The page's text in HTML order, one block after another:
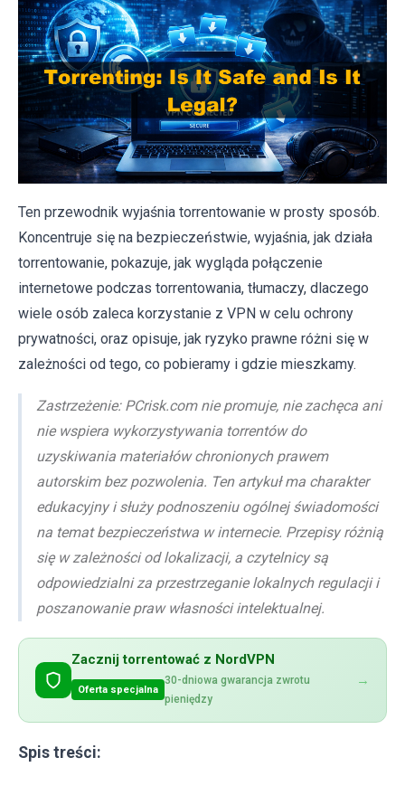
Ten przewodnik wyjaśnia torrentowanie w prosty sposób.
Koncentruje się na bezpieczeństwie, wyjaśnia, jak działa
torrentowanie, pokazuje, jak wygląda połączenie
internetowe podczas torrentowania, tłumaczy, dlaczego
wiele osób zaleca korzystanie z VPN w celu ochrony
prywatności, oraz opisuje, jak ryzyko prawne różni się w
zależności od tego, co pobieramy i gdzie mieszkamy.
Zastrzeżenie: PCrisk.com nie promuje, nie zachęca ani
nie wspiera wykorzystywania torrentów do
uzyskiwania materiałów chronionych prawem
autorskim bez pozwolenia. Ten artykuł ma charakter
edukacyjny i służy podnoszeniu ogólnej świadomości
na temat bezpieczeństwa w internecie. Przepisy różnią
się w zależności od lokalizacji, a czytelnicy są
odpowiedzialni za przestrzeganie lokalnych regulacji i
poszanowanie praw własności intelektualnej.
Zacznij torrentować z NordVPN
Oferta specjalna
30-dniowa gwarancja zwrotu
pieniędzy
→
Spis treści: